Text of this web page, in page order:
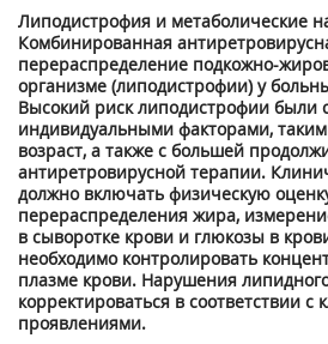
Липодистрофия и метаболические
Комбинированная
перераспределение подкожно-
организме (липодистрофии) у
Высокий риск липодистрофии были
индивидуальными факторами,
возраст, а также с большей
антиретровирусной терапии.
должно включать физическую
перераспределения жира,
в сыворотке крови и глюкозы в
необходимо контролировать
плазме крови. Нарушения
корректироваться в соответствии с
проявлениями.